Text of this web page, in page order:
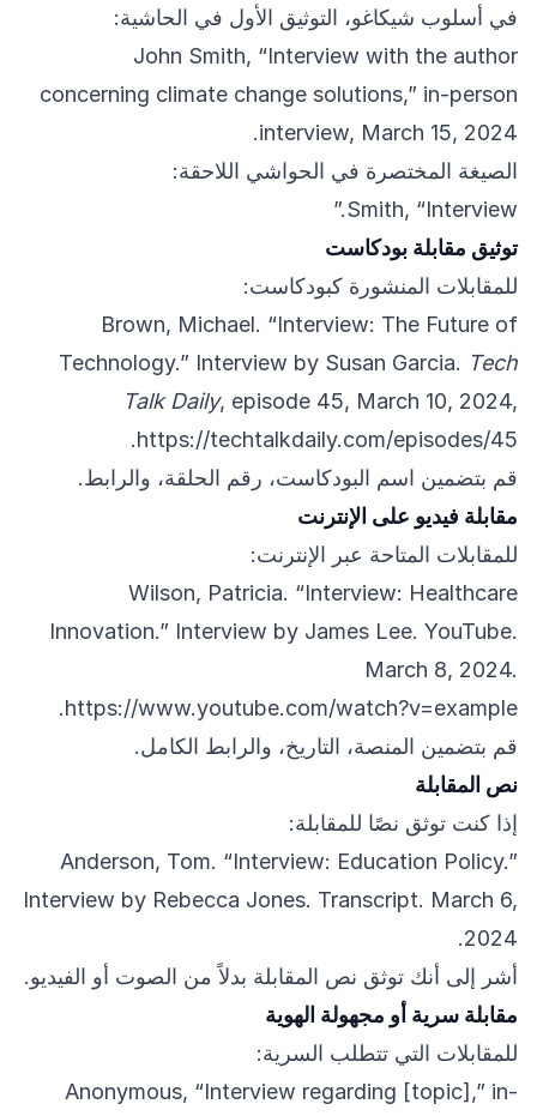
في أسلوب شيكاغو، التوثيق الأول في الحاشية:
John Smith, “Interview with the author
concerning climate change solutions,” in-person
interview, March 15, 2024.
الصيغة المختصرة في الحواشي اللاحقة:
Smith, “Interview.”
توثيق مقابلة بودكاست
للمقابلات المنشورة كبودكاست:
Brown, Michael. “Interview: The Future of
Technology.” Interview by Susan Garcia. Tech
Talk Daily, episode 45, March 10, 2024,
https://techtalkdaily.com/episodes/45
.
قم بتضمين اسم البودكاست، رقم الحلقة، والرابط.
مقابلة فيديو على الإنترنت
للمقابلات المتاحة عبر الإنترنت:
Wilson, Patricia. “Interview: Healthcare
Innovation.” Interview by James Lee. YouTube.
March 8, 2024.
https://www.youtube.com/watch?v=example
.
قم بتضمين المنصة، التاريخ، والرابط الكامل.
نص المقابلة
إذا كنت توثق نصًا للمقابلة:
Anderson, Tom. “Interview: Education Policy.”
Interview by Rebecca Jones. Transcript. March 6,
2024.
أشر إلى أنك توثق نص المقابلة بدلاً من الصوت أو الفيديو.
مقابلة سرية أو مجهولة الهوية
للمقابلات التي تتطلب السرية:
Anonymous, “Interview regarding [topic],” in-